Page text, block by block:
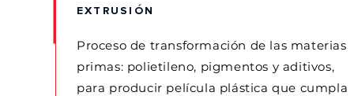
EXTRUSIÓN
Proceso de transformación de las materias
primas: polietileno, pigmentos y aditivos,
para producir película plástica que cumpla